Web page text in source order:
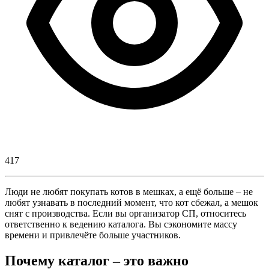
417
Люди не любят покупать котов в мешках, а ещё больше – не
любят узнавать в последний момент, что кот сбежал, а мешок
снят с производства. Если вы организатор СП, относитесь
ответственно к ведению каталога. Вы сэкономите массу
времени и привлечёте больше участников.
Почему каталог – это важно